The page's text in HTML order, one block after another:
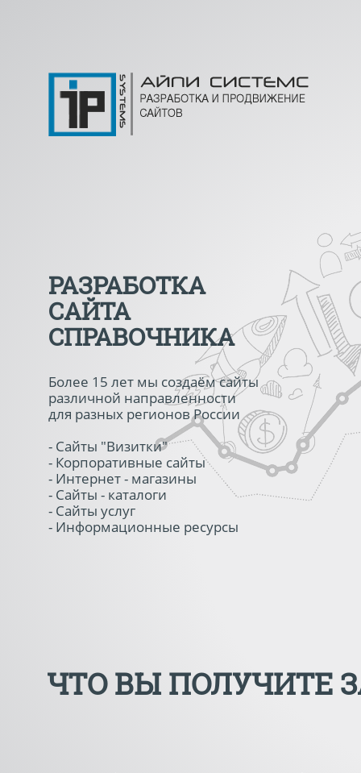
РАЗРАБОТКА
САЙТА
СПРАВОЧНИКА
Более 15 лет мы создаём сайты
различной направленности
для разных регионов России
- Сайты "Визитки"
- Корпоративные сайты
- Интернет - магазины
- Сайты - каталоги
- Сайты услуг
- Информационные ресурсы
ЧТО ВЫ ПОЛУЧИТЕ